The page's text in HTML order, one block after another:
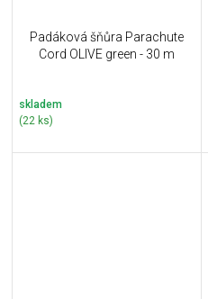
Padáková šňůra Parachute
Cord OLIVE green - 30 m
skladem
(22 ks)